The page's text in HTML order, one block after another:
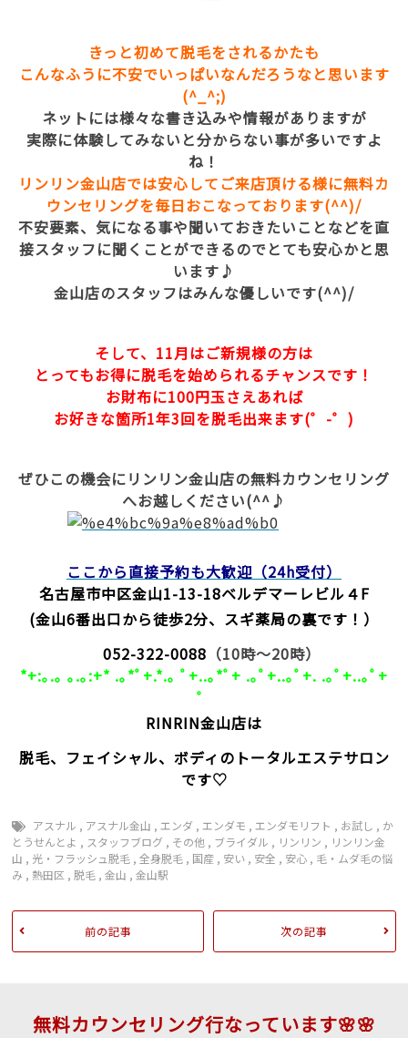
きっと初めて脱毛をされるかたも
こんなふうに不安でいっぱいなんだろうなと思います
(^_^;)
ネットには様々な書き込みや情報がありますが
実際に体験してみないと分からない事が多いですよ
ね！
リンリン金山店では安心してご来店頂ける様に無料カ
ウンセリングを毎日おこなっております(^^)/
不安要素、気になる事や聞いておきたいことなどを直
接スタッフに聞くことができるのでとても安心かと思
います♪
金山店のスタッフはみんな優しいです(^^)/
そして、11月はご新規様の方は
とってもお得に脱毛を始められるチャンスです！
お財布に100円玉さえあれば
お好きな箇所1年3回を脱毛出来ます(゜-゜)
ぜひこの機会にリンリン金山店の無料カウンセリング
へお越しください(^^♪
ここから直接予約も大歓迎（24h受付）
名古屋市中区金山1-13-18ベルデマーレビル４F
(金山6番出口から徒歩2分、スギ薬局の裏です！）
052-322-0088 （10時～20時）
*+:｡.｡ ｡.｡:+* .｡*ﾟ+.*.｡ ﾟ+..｡*ﾟ+ .｡ﾟ+..｡ﾟ+. .｡ﾟ+..｡ﾟ+
゜
RINRIN金山店は
脱毛、フェイシャル、ボディのトータルエステサロン
です♡
アスナル , アスナル金山 ,エンダ ,エンダモ ,エンダモリフト , お試し , か
とうせんとよ , スタッフブログ , その他 , ブライダル , リンリン , リンリン金
山 , 光・フラッシュ脱毛 ,全身脱毛 , 国産 , 安い , 安全 , 安心 , 毛・ムダ毛の悩
み , 熱田区 ,脱毛 ,金山 ,金山駅
前の記事 次の記事
無料カウンセリング行なっています🌸🌸